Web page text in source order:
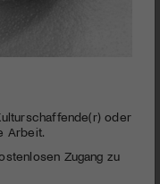
Kinofilm von
mit einfacheren
oder
Arbeit.
Zugang zu